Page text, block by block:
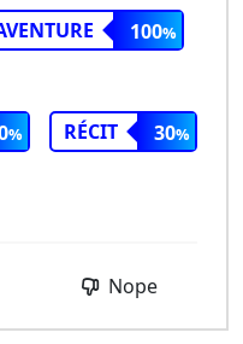
100
RÉCIT
30
Nope